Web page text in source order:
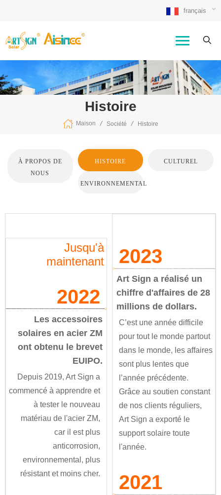
français
Histoire
Maison / Société / Histoire
À PROPOS DE
NOUS
HISTOIRE CULTUREL
ENVIRONNEMENTAL
Jusqu'à
maintenant
2022
Les accessoires
solaires en acier ZM
ont obtenu le brevet
EUIPO.
Depuis 2019, Art Sign a
commencé à apprendre et
à tester le nouveau
matériau de l'acier ZM,
car il est plus
anticorrosion,
environnemental, plus
résistant et moins cher.
2023
Art Sign a réalisé un
chiffre d'affaires de 28
millions de dollars.
C’est une année difficile
pour tout le monde partout
dans le monde, les affaires
sont plus lentes que
l’année précédente.
Grâce au soutien constant
de nos clients réguliers,
Art Sign a exporté le
support solaire toute
l'année.
2021